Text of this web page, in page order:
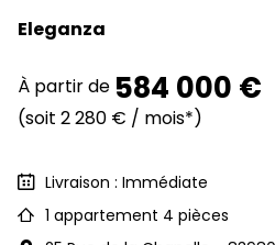
Eleganza
À partir de 584 000 €
(soit 2 280 € / mois*)
Livraison : Immédiate
1 appartement 4 pièces